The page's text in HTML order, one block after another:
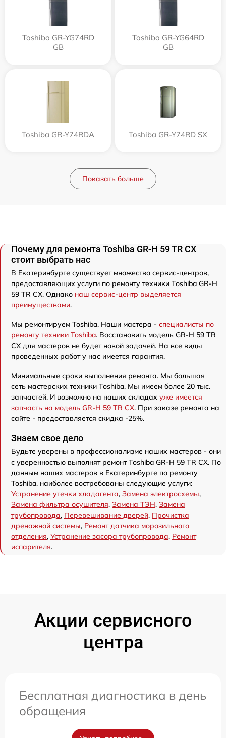
Toshiba GR-YG74RD
GB
Toshiba GR-YG64RD
GB
Toshiba GR-Y74RDA Toshiba GR-Y74RD SX
Показать больше
Почему для ремонта Toshiba GR-H 59 TR CX
стоит выбрать нас
В Екатеринбурге существует множество сервис-центров,
предоставляющих услуги по ремонту техники Toshiba GR-H
59 TR CX. Однако наш сервис-центр выделяется
преимуществами.
Мы ремонтируем Toshiba. Наши мастера - специалисты по
ремонту техники Toshiba. Восстановить модель GR-H 59 TR
CX для мастеров не будет новой задачей. На все виды
проведенных работ у нас имеется гарантия.
Минимальные сроки выполнения ремонта. Мы большая
сеть мастерских техники Toshiba. Мы имеем более 20 тыс.
запчастей. И возможно на наших складах уже имеется
запчасть на модель GR-H 59 TR CX. При заказе ремонта на
сайте - предоставляется скидка -25%.
Знаем свое дело
Будьте уверены в профессионализме наших мастеров - они
с уверенностью выполнят ремонт Toshiba GR-H 59 TR CX. По
данным наших мастеров в Екатеринбурге по ремонту
Toshiba, наиболее востребованы следующие услуги:
Устранение утечки хладагента, Замена электросхемы,
Замена фильтра осушителя, Замена ТЭН, Замена
трубопровода, Перевешивание дверей, Прочистка
дренажной системы, Ремонт датчика морозильного
отделения, Устранение засора трубопровода, Ремонт
испарителя.
Акции сервисного
центра
Бесплатная диагностика в день
обращения